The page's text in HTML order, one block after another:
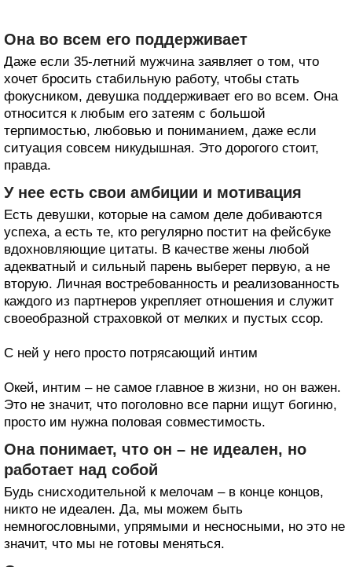
Она во всем его поддерживает
Даже если 35-летний мужчина заявляет о том, что
хочет бросить стабильную работу, чтобы стать
фокусником, девушка поддерживает его во всем. Она
относится к любым его затеям с большой
терпимостью, любовью и пониманием, даже если
ситуация совсем никудышная. Это дорогого стоит,
правда.
У нее есть свои амбиции и мотивация
Есть девушки, которые на самом деле добиваются
успеха, а есть те, кто регулярно постит на фейсбуке
вдохновляющие цитаты. В качестве жены любой
адекватный и сильный парень выберет первую, а не
вторую. Личная востребованность и реализованность
каждого из партнеров укрепляет отношения и служит
своеобразной страховкой от мелких и пустых ссор.
С ней у него просто потрясающий интим
Окей, интим – не самое главное в жизни, но он важен.
Это не значит, что поголовно все парни ищут богиню,
просто им нужна половая совместимость.
Она понимает, что он – не идеален, но
работает над собой
Будь снисходительной к мелочам – в конце концов,
никто не идеален. Да, мы можем быть
немногословными, упрямыми и несносными, но это не
значит, что мы не готовы меняться.